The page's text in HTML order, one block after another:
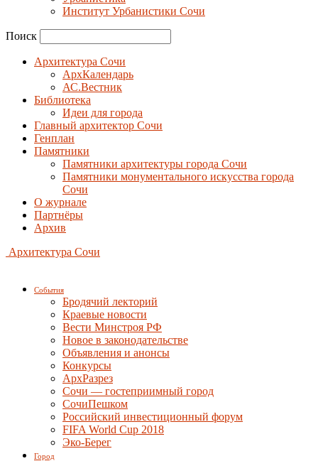
Институт Урбанистики Сочи
Поиск
Архитектура Сочи
АрхКалендарь
АС.Вестник
Библиотека
Идеи для города
Главный архитектор Сочи
Генплан
Памятники
Памятники архитектуры города Сочи
Памятники монументального искусства города
Сочи
О журнале
Партнёры
Архив
Архитектура Сочи
События
Бродячий лекторий
Краевые новости
Вести Минстроя РФ
Новое в законодательстве
Объявления и анонсы
Конкурсы
АрхРазрез
Сочи — гостеприимный город
СочиПешком
Российский инвестиционный форум
FIFA World Cup 2018
Эко-Берег
Город